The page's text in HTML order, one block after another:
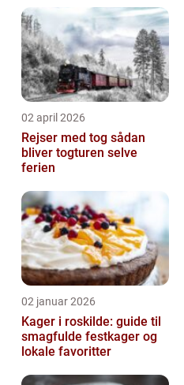
02 april 2026
Rejser med tog sådan
bliver togturen selve
ferien
02 januar 2026
Kager i roskilde: guide til
smagfulde festkager og
lokale favoritter